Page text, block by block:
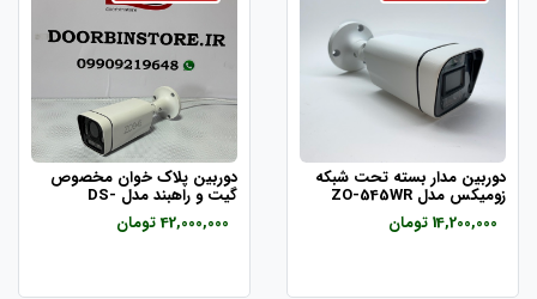
دوربین مدار بسته تحت شبکه
زومیکس مدل ZO-545WR
14,200,000 تومان
دوربین پلاک خوان مخصوص
گیت و راهبند مدل DS-
6225MP
42,000,000 تومان